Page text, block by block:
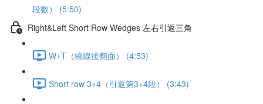
段數） (5:50)
Right&Left Short Row Wedges 左右引返三角
W+T（繞線後翻面） (4:53)
Short row 3+4（引返第3+4段） (3:43)